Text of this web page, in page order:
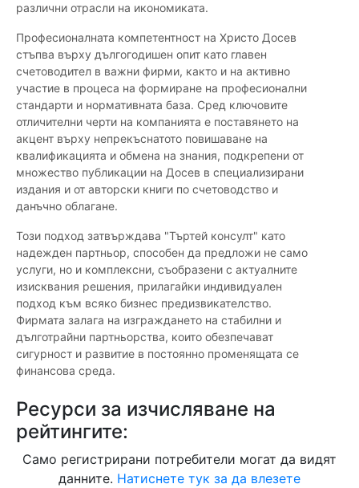
различни отрасли на икономиката.
Професионалната компетентност на Христо Досев
стъпва върху дългогодишен опит като главен
счетоводител в важни фирми, както и на активно
участие в процеса на формиране на професионални
стандарти и нормативната база. Сред ключовите
отличителни черти на компанията е поставянето на
акцент върху непрекъснатото повишаване на
квалификацията и обмена на знания, подкрепени от
множество публикации на Досев в специализирани
издания и от авторски книги по счетоводство и
данъчно облагане.
Този подход затвърждава "Търтей консулт" като
надежден партньор, способен да предложи не само
услуги, но и комплексни, съобразени с актуалните
изисквания решения, прилагайки индивидуален
подход към всяко бизнес предизвикателство.
Фирмата залага на изграждането на стабилни и
дълготрайни партньорства, които обезпечават
сигурност и развитие в постоянно променящата се
финансова среда.
Ресурси за изчисляване на
рейтингите:
Само регистрирани потребители могат да видят
данните. Натиснете тук за да влезете